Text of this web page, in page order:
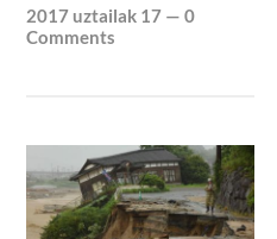
2017 uztailak 17 —0
Comments